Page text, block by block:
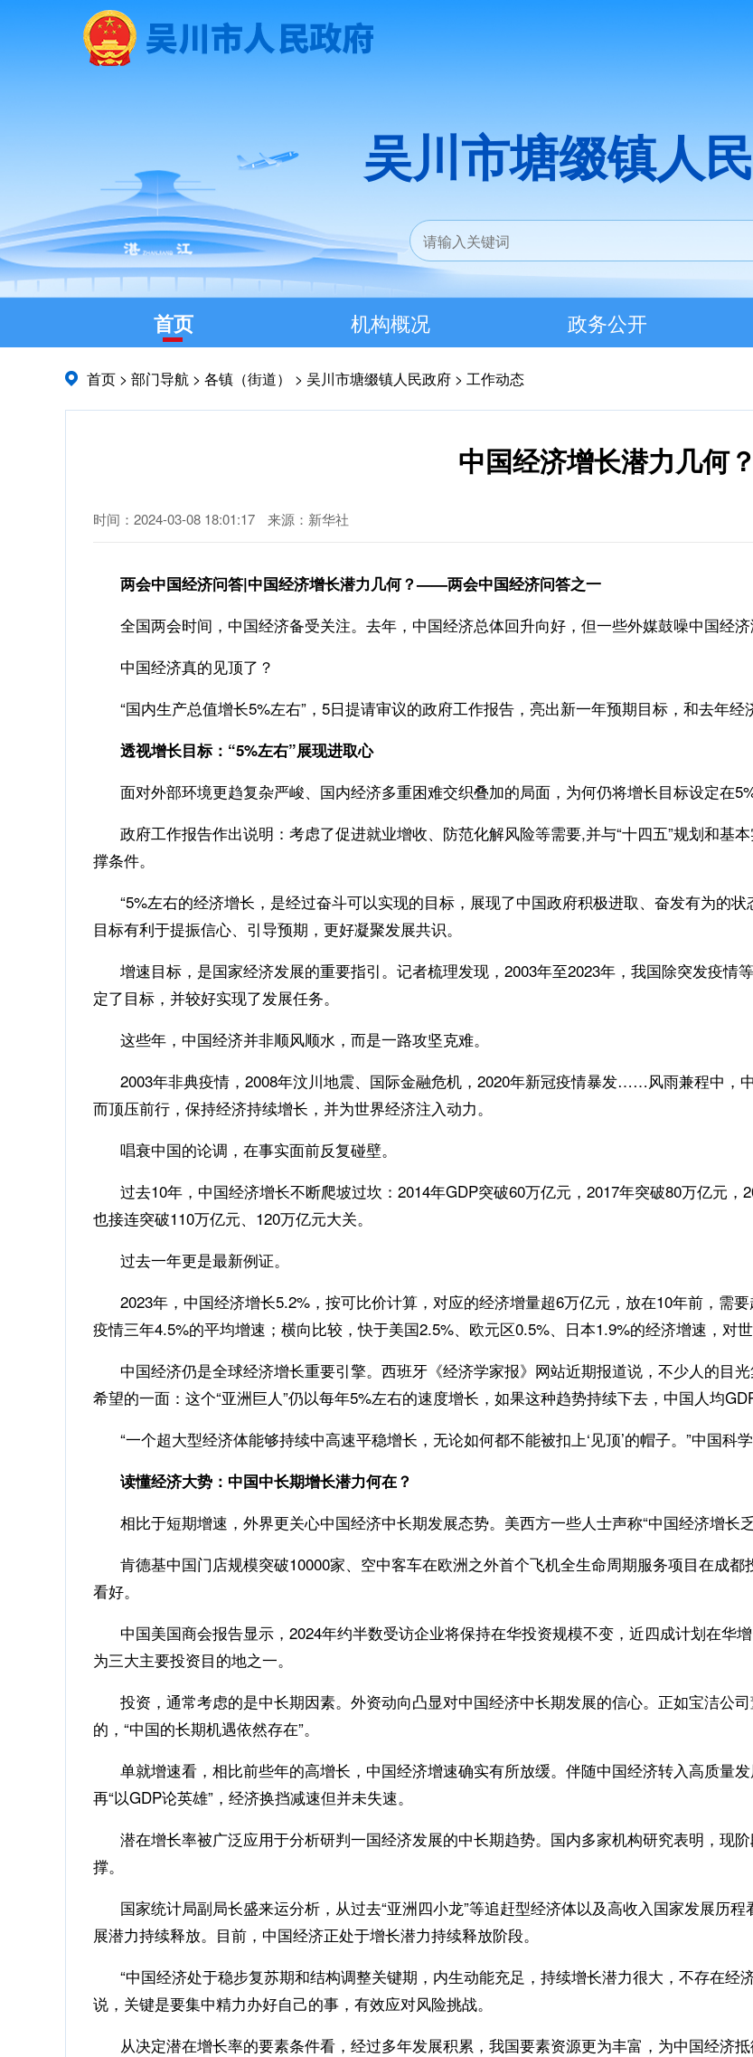
吴川市塘缀镇人
首页 机构概况 政务公开
首页 > 部门导航 > 各镇（街道） > 吴川市塘缀镇人民政府 > 工作动态
中国经济增长潜力几何？
时间：2024-03-08 18:01:17 来源：新华社
两会中国经济问答|中国经济增长潜力几何？——两会中国经济问答之一
全国两会时间，中国经济备受关注。去年，中国经济总体回升向好，但一些外媒鼓噪中国经济
中国经济真的见顶了？
“国内生产总值增长5%左右”，5日提请审议的政府工作报告，亮出新一年预期目标，和去年经
透视增长目标：“5%左右”展现进取心
面对外部环境更趋复杂严峻、国内经济多重困难交织叠加的局面，为何仍将增长目标设定在
政府工作报告作出说明：考虑了促进就业增收、防范化解风险等需要,并与“十四五”规划和基
撑条件。
“5%左右的经济增长，是经过奋斗可以实现的目标，展现了中国政府积极进取、奋发有为的状
目标有利于提振信心、引导预期，更好凝聚发展共识。
增速目标，是国家经济发展的重要指引。记者梳理发现，2003年至2023年，我国除突发疫情
定了目标，并较好实现了发展任务。
这些年，中国经济并非顺风顺水，而是一路攻坚克难。
2003年非典疫情，2008年汶川地震、国际金融危机，2020年新冠疫情暴发……风雨兼程中，
而顶压前行，保持经济持续增长，并为世界经济注入动力。
唱衰中国的论调，在事实面前反复碰壁。
过去10年，中国经济增长不断爬坡过坎：2014年GDP突破60万亿元，2017年突破80万亿元，
也接连突破110万亿元、120万亿元大关。
过去一年更是最新例证。
2023年，中国经济增长5.2%，按可比价计算，对应的经济增量超6万亿元，放在10年前，需
疫情三年4.5%的平均增速；横向比较，快于美国2.5%、欧元区0.5%、日本1.9%的经济增速，对
中国经济仍是全球经济增长重要引擎。西班牙《经济学家报》网站近期报道说，不少人的目
希望的一面：这个“亚洲巨人”仍以每年5%左右的速度增长，如果这种趋势持续下去，中国人均
“一个超大型经济体能够持续中高速平稳增长，无论如何都不能被扣上‘见顶’的帽子。”中国科
读懂经济大势：中国中长期增长潜力何在？
相比于短期增速，外界更关心中国经济中长期发展态势。美西方一些人士声称“中国经济增长
肯德基中国门店规模突破10000家、空中客车在欧洲之外首个飞机全生命周期服务项目在成
看好。
中国美国商会报告显示，2024年约半数受访企业将保持在华投资规模不变，近四成计划在华
为三大主要投资目的地之一。
投资，通常考虑的是中长期因素。外资动向凸显对中国经济中长期发展的信心。正如宝洁公
的，“中国的长期机遇依然存在”。
单就增速看，相比前些年的高增长，中国经济增速确实有所放缓。伴随中国经济转入高质量发
再“以GDP论英雄”，经济换挡减速但并未失速。
潜在增长率被广泛应用于分析研判一国经济发展的中长期趋势。国内多家机构研究表明，现
撑。
国家统计局副局长盛来运分析，从过去“亚洲四小龙”等追赶型经济体以及高收入国家发展历
展潜力持续释放。目前，中国经济正处于增长潜力持续释放阶段。
“中国经济处于稳步复苏期和结构调整关键期，内生动能充足，持续增长潜力很大，不存在经
说，关键是要集中精力办好自己的事，有效应对风险挑战。
从决定潜在增长率的要素条件看，经过多年发展积累，我国要素资源更为丰富，为中国经济抵